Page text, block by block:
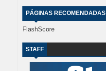
PÁGINAS RECOMENDADAS
FlashScore
STAFF